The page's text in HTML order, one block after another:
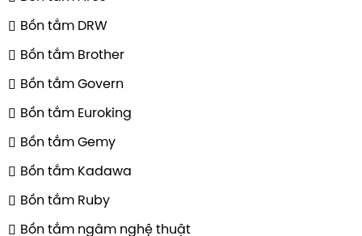
Bồn tắm DRW
Bồn tắm Brother
Bồn tắm Govern
Bồn tắm Euroking
Bồn tắm Gemy
Bồn tắm Kadawa
Bồn tắm Ruby
Bồn tắm ngâm nghệ thuật